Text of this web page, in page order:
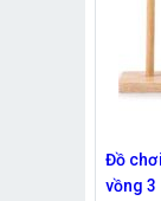
dục Tháp cầu